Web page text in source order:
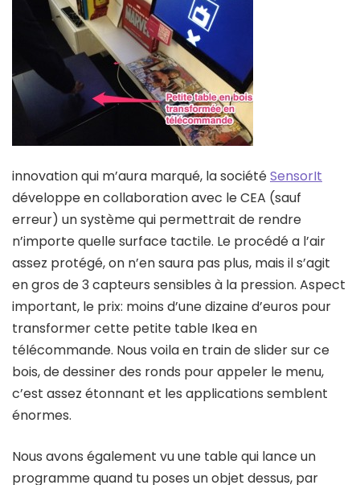
innovation qui m’aura marqué, la sociétéSensorIt
développe en collaboration avec le CEA (sauf
erreur) un système qui permettrait de rendre
n’importe quelle surface tactile. Le procédé a l’air
assez protégé, on n’en saura pas plus, mais il s’agit
en gros de 3 capteurs sensibles à la pression. Aspect
important, le prix: moins d’une dizaine d’euros pour
transformer cette petite table Ikea en
télécommande. Nous voila en train de slider sur ce
bois, de dessiner des ronds pour appeler le menu,
c’est assez étonnant et les applications semblent
énormes.
Nous avons également vu une table qui lance un
programme quand tu poses un objet dessus, par